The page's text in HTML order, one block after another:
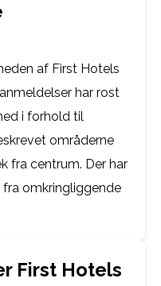
af First Hotels
har rost
i forhold til
områderne
fra centrum. Der har
omkringliggende
First Hotels